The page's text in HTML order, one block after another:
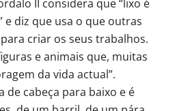
II considera que “lixo é
e diz que usa o que outras
criar os seus trabalhos.
e animais que, muitas
da vida actual”.
de cabeça para baixo e é